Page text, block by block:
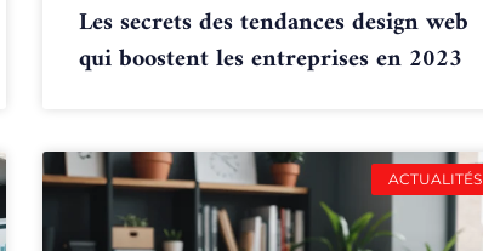
Les secrets des tendances design web
qui boostent les entreprises en 2023
ACTUALITÉS